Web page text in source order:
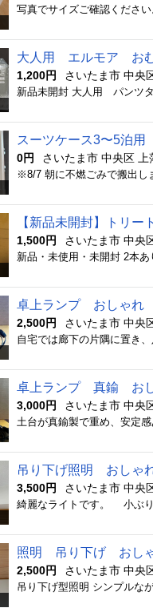
大人用 エルモア お
1,200円 さいたま市 中央
スーツケース3〜5泊
0円 さいたま市 中央区 上
【新品未開封】トリ
1,500円 さいたま市 中央
卓上ランプ おしゃれ
2,500円 さいたま市 中央
卓上ランプ 真鍮 お
3,000円 さいたま市 中央
土台が真鍮製で重め、安定
吊り下げ照明 おしゃ
3,500円 さいたま市 中央
照明 吊り下げ おし
2,500円 さいたま市 中央